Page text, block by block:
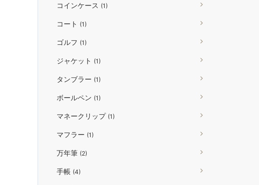
コインケース (1)
コート (1)
ゴルフ (1)
ジャケット (1)
タンブラー (1)
ボールペン (1)
マネークリップ (1)
マフラー (1)
万年筆 (2)
手帳 (4)